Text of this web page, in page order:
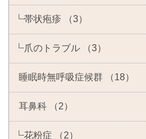
帯状疱疹 （3）
爪のトラブル （3）
睡眠時無呼吸症候群 （18）
耳鼻科 （2）
花粉症 （2）